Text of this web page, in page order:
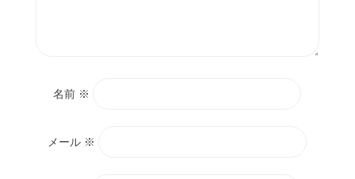
名前 ※
メール ※